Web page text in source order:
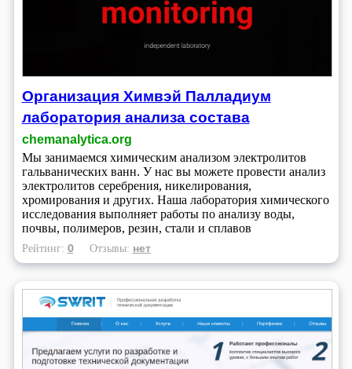
Организация Химвэй Палладиум
лаборатория анализа состава
chemanalytica.org
Мы занимаемся химическим анализом электролитов
гальванических ванн. У нас вы можете провести анализ
электролитов серебрения, никелирования,
хромирования и других. Наша лаборатория химического
исследования выполняет работы по анализу воды,
почвы, полимеров, резин, стали и сплавов
Рейтинг: 0 Отзывы: нет